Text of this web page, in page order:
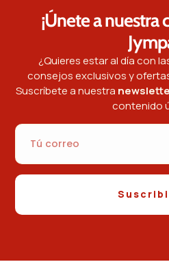
¡Únete a nuestra
¿Quieres estar al día con
consejos exclusivos y
Suscríbete a nuestra
contenido